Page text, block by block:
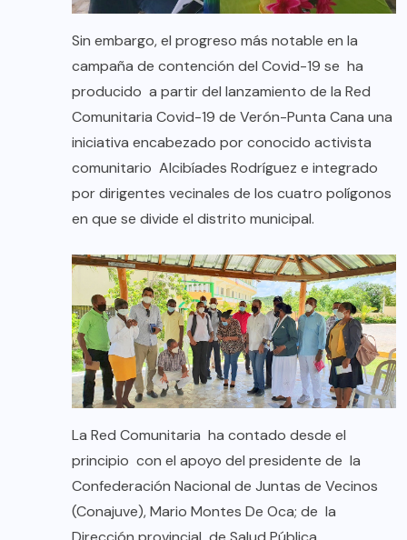
Sin embargo, el progreso más notable en la
campaña de contención del Covid-19 se ha
producido a partir del lanzamiento de la Red
Comunitaria Covid-19 de Verón-Punta Cana una
iniciativa encabezado por conocido activista
comunitario Alcibíades Rodríguez e integrado
por dirigentes vecinales de los cuatro polígonos
en que se divide el distrito municipal.
La Red Comunitaria ha contado desde el
principio con el apoyo del presidente de la
Confederación Nacional de Juntas de Vecinos
(Conajuve), Mario Montes De Oca; de la